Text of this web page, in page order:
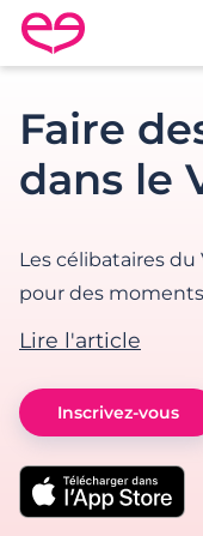
Rencontre en
Faire
dans le
Les célibataires
pour des
Lire l'article
Inscrivez-vous